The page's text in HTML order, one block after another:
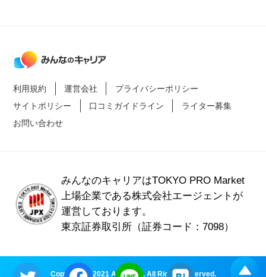
利用規約 運営会社
プライバシーポリシー
サイトポリシー
口コミガイドライン
ライター募集
お問い合わせ
みんなのキャリアはTOKYO PRO Market
上場企業である株式会社エージェントが
運営しております。
東京証券取引所（証券コード：7098）
Copyright © 2021 Agent Inc. All Rights Reserved.